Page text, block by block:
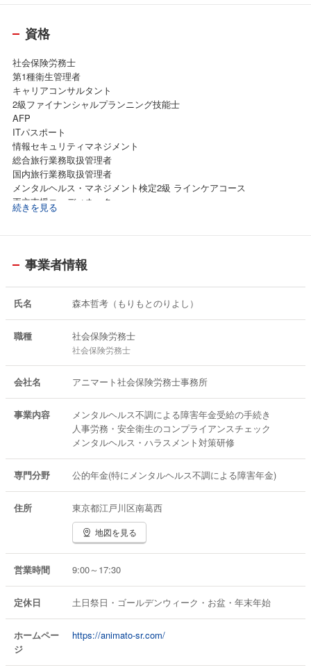
される方ご本人やご家族の方と同行させて頂いています。
資格
社会保険労務士
第1種衛生管理者
キャリアコンサルタント
2級ファイナンシャルプランニング技能士
AFP
ITパスポート
情報セキュリティマネジメント
総合旅行業務取扱管理者
国内旅行業務取扱管理者
メンタルヘルス・マネジメント検定2級 ラインケアコース
両立支援コーディネーター
労務監査人
続きを見る
事業者情報
氏名 森本哲考（もりもとのりよし）
職種 社会保険労務士
社会保険労務士
会社名 アニマート社会保険労務士事務所
事業内容
メンタルヘルス不調による障害年金受給の手続き
人事労務・安全衛生のコンプライアンスチェック
メンタルヘルス・ハラスメント対策研修
専門分野 公的年金(特にメンタルヘルス不調による障害年金)
住所 東京都江戸川区南葛西
地図を見る
営業時間 9:00～17:30
定休日 土日祭日・ゴールデンウィーク・お盆・年末年始
ホームペー
ジ
https://animato-sr.com/